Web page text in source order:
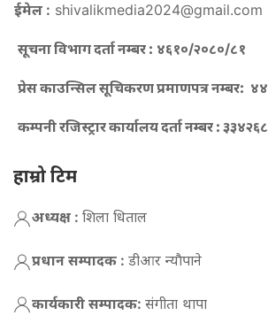
ईमेल : shivalikmedia2024@gmail.com
सूचना विभाग दर्ता नम्बर : ४६१०/२०८०/८१
प्रेस काउन्सिल सूचिकरण प्रमाणपत्र नम्बर:
कम्पनी रजिस्ट्रार कार्यालय दर्ता नम्बर :
हाम्रो टिम
अध्यक्ष : शिला धिताल
प्रधान सम्पादक : डीआर न्याैपाने
कार्यकारी सम्पादक: संगीता थापा